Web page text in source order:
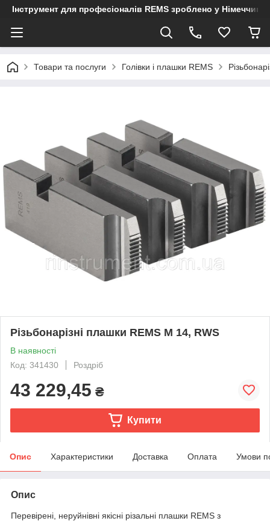
Інструмент для професіоналів REMS зроблено у Німеччині
Товари та послуги Голівки і плашки REMS
Різьбонарізні плашки REMS M 14, RWS
В наявності
Код: 341430
Роздріб
43 229,45 ₴
Купити
Опис Характеристики Доставка Оплата Умови
Опис
Перевірені, неруйнівні якісні різальні плашки REMS з